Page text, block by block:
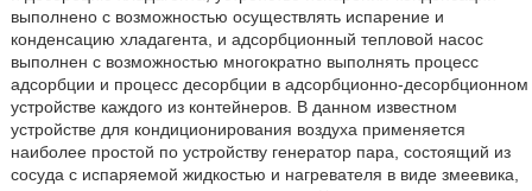
выполнено с возможностью осуществлять испарение и
конденсацию хладагента, и адсорбционный тепловой насос
выполнен с возможностью многократно выполнять процесс
адсорбции и процесс десорбции в адсорбционно-десорбционном
устройстве каждого из контейнеров. В данном известном
устройстве для кондиционирования воздуха применяется
наиболее простой по устройству генератор пара, состоящий из
сосуда с испаряемой жидкостью и нагревателя в виде змеевика,